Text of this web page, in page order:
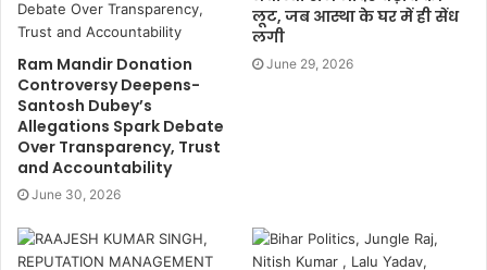
Ram Mandir Donation
Controversy Deepens-
Santosh Dubey’s
Allegations Spark Debate
Over Transparency, Trust
and Accountability
June 30, 2026
लूट, जब आस्था के घर में ही सेंध
लगी
June 29, 2026